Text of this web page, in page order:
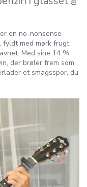
en no-nonsense
med mørk frugt,
Med sine 14 %
der brøler frem som
et smagsspor, du